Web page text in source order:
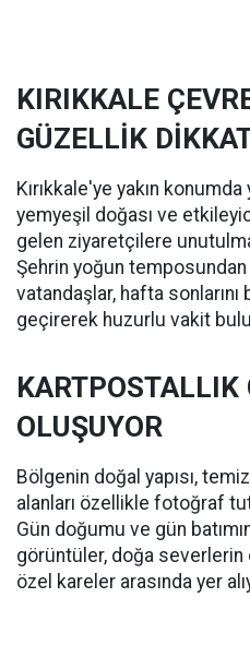
KIRIKKALE
GÜZELLİK
Kırıkkale'ye yakın
yemyeşil doğası ve
gelen ziyaretçilere
Şehrin yoğun
vatandaşlar, hafta
geçirerek huzurlu vakit
KARTPOSTALLIK
OLUŞUYOR
Bölgenin doğal yapısı,
alanları özellikle fotoğraf
Gün doğumu ve gün
görüntüler, doğa severlerin
özel kareler arasında yer